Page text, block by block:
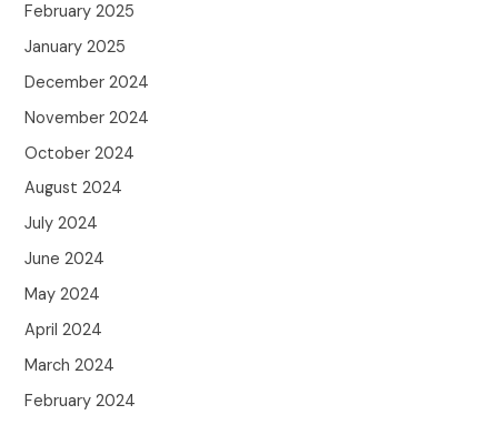
February 2025
January 2025
December 2024
November 2024
October 2024
August 2024
July 2024
June 2024
May 2024
April 2024
March 2024
February 2024